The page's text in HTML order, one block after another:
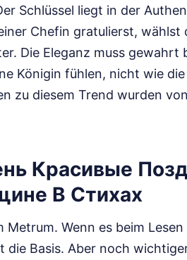
Schlüssel liegt in der
Chefin gratulierst, wählst
Die Eleganz muss gewahrt
Königin fühlen, nicht wie die
zu diesem Trend wurden von
Красивые
В Стихах
Metrum. Wenn es beim
die Basis. Aber noch